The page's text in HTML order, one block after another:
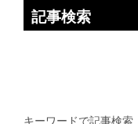
記事検索
キーワードで記事検索